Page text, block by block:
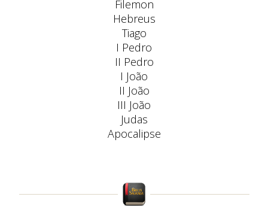
Filemon
Hebreus
Tiago
I Pedro
II Pedro
I João
II João
III João
Judas
Apocalipse